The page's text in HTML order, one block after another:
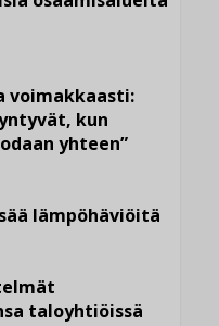
voimakkaasti:
kun
yhteen”
lämpöhäviöitä
taloyhtiöissä